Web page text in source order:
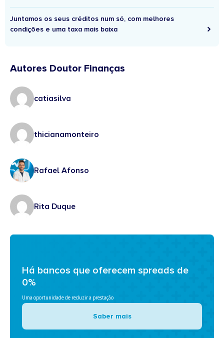
Juntamos os seus créditos num só, com melhores
condições e uma taxa mais baixa
Autores Doutor Finanças
catiasilva
thicianamonteiro
Rafael Afonso
Rita Duque
Há bancos que oferecem spreads de
0%
Uma oportunidade de reduzir a prestação
Saber mais